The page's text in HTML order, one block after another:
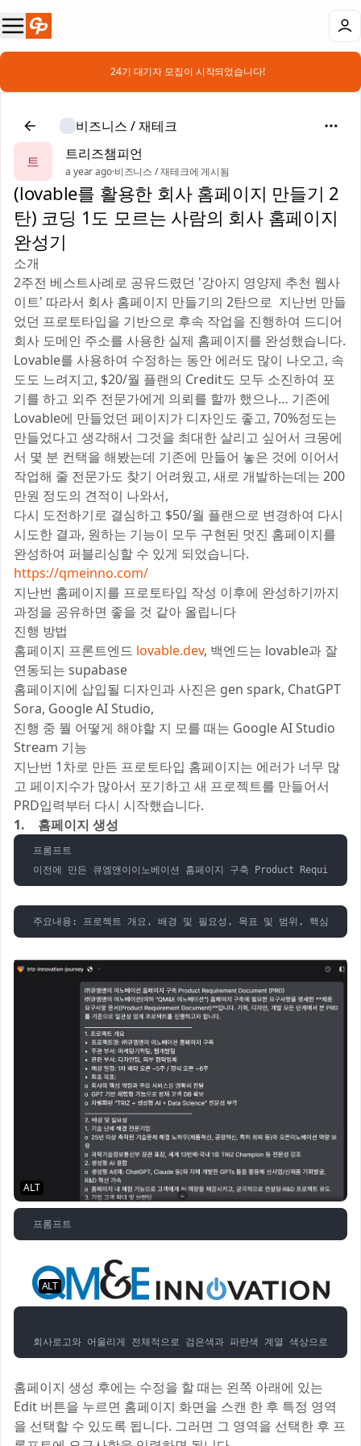
📣 24기 대기자 모집이 시작되었습니다!
비즈니스 / 재테크
트
트리즈챔피언
a year ago·비즈니스 / 재테크에 게시됨
(lovable를 활용한 회사 홈페이지 만들기 2
탄) 코딩 1도 모르는 사람의 회사 홈페이지
완성기
소개
2주전 베스트사례로 공유드렸던 '강아지 영양제 추천 웹사
이트' 따라서 회사 홈페이지 만들기의 2탄으로 지난번 만들
었던 프로토타입을 기반으로 후속 작업을 진행하여 드디어
회사 도메인 주소를 사용한 실제 홈페이지를 완성했습니다.
Lovable를 사용하여 수정하는 동안 에러도 많이 나오고, 속
도도 느려지고, $20/월 플랜의 Credit도 모두 소진하여 포
기를 하고 외주 전문가에게 의뢰를 할까 했으나… 기존에
Lovable에 만들었던 페이지가 디자인도 좋고, 70%정도는
만들었다고 생각해서 그것을 최대한 살리고 싶어서 크몽에
서 몇 분 컨택을 해봤는데 기존에 만들어 놓은 것에 이어서
작업해 줄 전문가도 찾기 어려웠고, 새로 개발하는데는 200
만원 정도의 견적이 나와서,
다시 도전하기로 결심하고 $50/월 플랜으로 변경하여 다시
시도한 결과, 원하는 기능이 모두 구현된 멋진 홈페이지를
완성하여 퍼블리싱할 수 있게 되었습니다.
https://qmeinno.com/
지난번 홈페이지를 프로토타입 작성 이후에 완성하기까지
과정을 공유하면 좋을 것 같아 올립니다
진행 방법
홈페이지 프론트엔드 lovable.dev, 백엔드는 lovable과 잘
연동되는 supabase
홈페이지에 삽입될 디자인과 사진은 gen spark, ChatGPT
Sora, Google AI Studio,
진행 중 뭘 어떻게 해야할 지 모를 때는 Google AI Studio
Stream 기능
지난번 1차로 만든 프로토타입 홈페이지는 에러가 너무 많
고 페이지수가 많아서 포기하고 새 프로젝트를 만들어서
PRD입력부터 다시 시작했습니다.
1. 홈페이지 생성
프롬프트
이전에 만든 큐엠앤이이노베이션 홈페이지 구축 Product
주요내용: 프로젝트 개요, 배경 및 필요성, 목표 및 범위, 핵심기능
ALT
프롬프트
ALT
회사로고와 어울리게 전체적으로 검은색과 파란색 계열 색상으로 변
홈페이지 생성 후에는 수정을 할 때는 왼쪽 아래에 있는
Edit 버튼을 누르면 홈페이지 화면을 스캔 한 후 특정 영역
을 선택할 수 있도록 됩니다. 그러면 그 영역을 선택한 후 프